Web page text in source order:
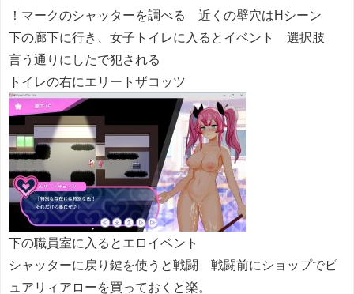
！マークのシャッターを調べる 近くの壁穴はHシーン
下の廊下に行き、女子トイレに入るとイベント 選択肢
言う通りにしたで犯される
トイレの右にエリートザコッツ
下の職員室に入るとエロイベント
シャッターに戻り鍵を使うと戦闘 戦闘前にショップでピ
ュアリィアローを買っておくと楽。